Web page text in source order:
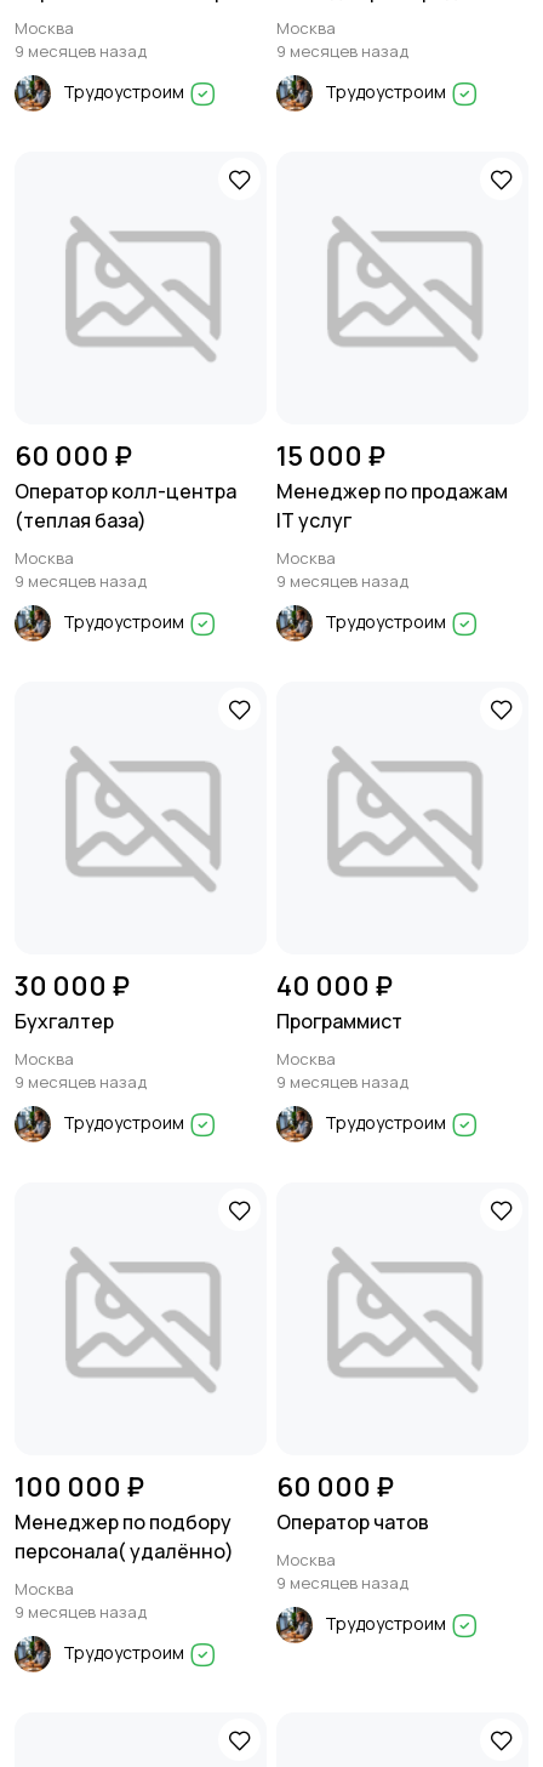
Москва
9 месяцев назад
Трудоустроим
Москва
9 месяцев назад
Трудоустроим
60 000 ₽
Оператор колл-центра
(теплая база)
Москва
9 месяцев назад
Трудоустроим
15 000 ₽
Менеджер по продажам
IT услуг
Москва
9 месяцев назад
Трудоустроим
30 000 ₽
Бухгалтер
Москва
9 месяцев назад
Трудоустроим
40 000 ₽
Программист
Москва
9 месяцев назад
Трудоустроим
100 000 ₽
Менеджер по подбору
персонала( удалённо)
Москва
9 месяцев назад
Трудоустроим
60 000 ₽
Оператор чатов
Москва
9 месяцев назад
Трудоустроим